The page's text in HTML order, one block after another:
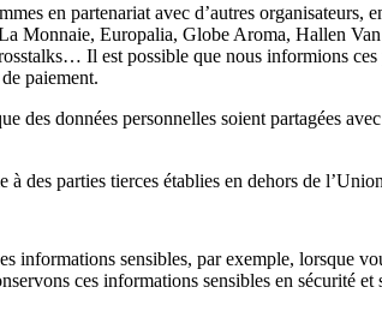
en partenariat avec d’autres
Monnaie, Europalia, Globe Aroma, Hallen
Il est possible que nous informions
paiement.
des données personnelles soient partagées
des parties tierces établies en dehors de
informations sensibles, par exemple, lorsque
ces informations sensibles en